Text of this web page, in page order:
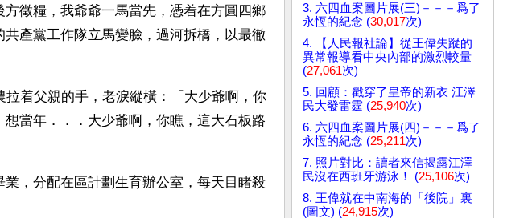
徵糧，我爺爺一馬當先，憑着在方圓四鄉
產黨工作隊立馬變臉，過河拆橋，以最徹
着父親的手，老淚縱橫：「大少爺啊，你
當年．．．大少爺啊，你瞧，這大石板路
，分配在區計劃生育辦公室，每天目睹殺
3. 六四血案圖片展(三)－－－爲了
永恆的紀念 (30,017次)
4. 【人民報社論】從王偉失蹤的
異常報導看中央內部的激烈較量
(27,061次)
5. 回顧：戳穿了皇帝的新衣 江澤
民大發雷霆 (25,940次)
6. 六四血案圖片展(四)－－－爲了
永恆的紀念 (25,211次)
7. 照片對比：讀者來信揭露江澤
民沒在西班牙游泳！ (25,106次)
8. 王偉就在中南海的「後院」裏
(圖文) (24,915次)